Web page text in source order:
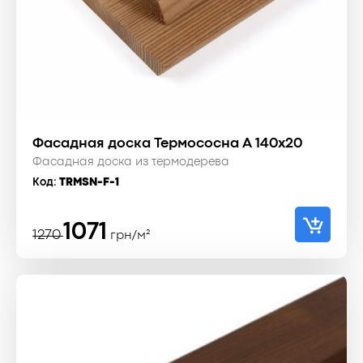
Фасадная доска Термососна A 140x20
Фасадная доска из термодерева
Код: TRMSN-F-1
1270
Первоначальная
составляла
1071
Текущая
1071 ₴.
грн/м²